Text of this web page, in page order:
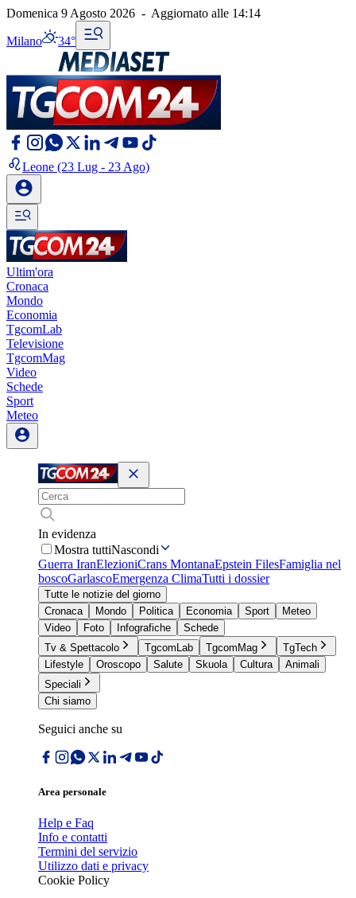
Domenica 9 Agosto 2026 - Aggiornato alle 14:14
Milano 34°
Leone (23 Lug - 23 Ago)
Ultim'ora
Cronaca
Mondo
Economia
TgcomLab
Televisione
TgcomMag
Video
Schede
Sport
Meteo
In evidenza
Mostra tuttiNascondi
Guerra IranElezioniCrans MontanaEpstein FilesFamiglia nel
boscoGarlascoEmergenza ClimaTutti i dossier
Tutte le notizie del giorno
Cronaca
Mondo Politica Economia Sport
Meteo
Video
Foto Infografiche
Schede
Tv & Spettacolo
TgcomLab TgcomMag
TgTech
Lifestyle
Oroscopo Salute Skuola Cultura
Animali
Speciali
Chi siamo
Seguici anche su
Area personale
Help e Faq
Info e contatti
Termini del servizio
Utilizzo dati e privacy
Cookie Policy